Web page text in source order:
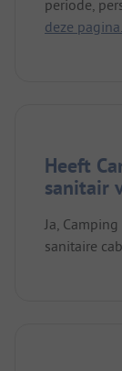
periode,
deze pagina.
Heeft
sanitair
Ja,
sanitaire